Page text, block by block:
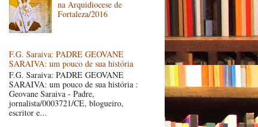
na Arquidiocese de
Fortaleza/2016
F.G. Saraiva: PADRE GEOVANE
SARAIVA: um pouco de sua história
F.G. Saraiva: PADRE GEOVANE
SARAIVA: um pouco de sua história :
Geovane Saraiva - Padre,
jornalista/0003721/CE, blogueiro,
escritor e...